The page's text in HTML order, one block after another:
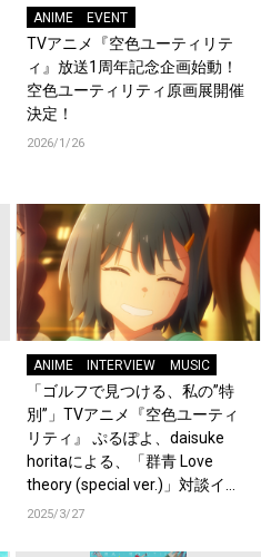
ANIME EVENT
TVアニメ『空色ユーティリテ
ィ』放送1周年記念企画始動！
空色ユーティリティ原画展開催
決定！
2026/1/26
ANIME INTERVIEW MUSIC
「ゴルフで見つける、私の”特
別”」TVアニメ『空色ユーティ
リティ』 ぷるぽよ、daisuke
horitaによる、「群青 Love
theory (special ver.)」対談イン
タビューが公開！
2025/3/27